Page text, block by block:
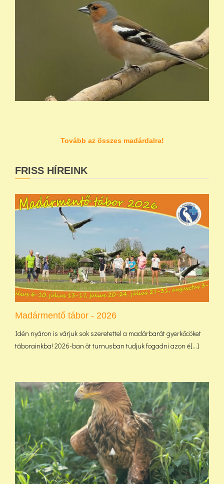
Tovább az összes madárdalra!
FRISS HÍREINK
Madármentő tábor - 2026
Idén nyáron is várjuk sok szeretettel a madárbarát gyerkőcöket
táborainkba! 2026-ban öt turnusban tudjuk fogadni azon é[...]